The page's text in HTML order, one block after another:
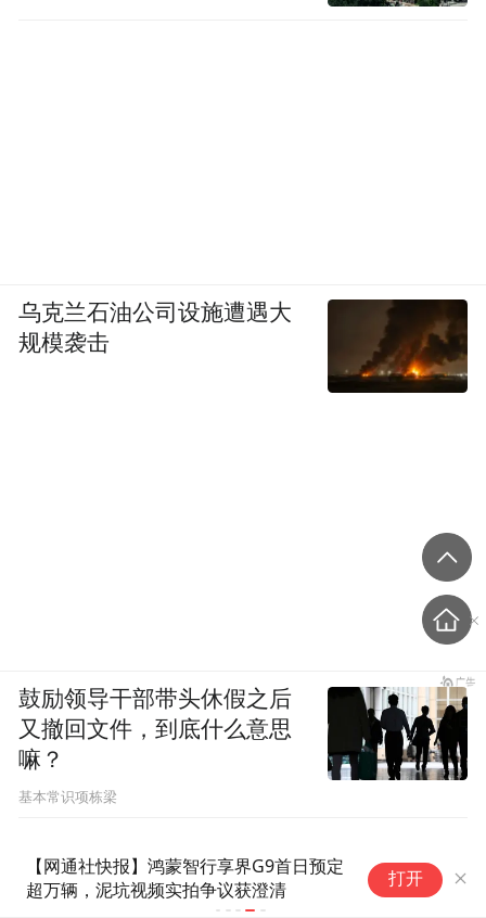
【网通社快报】鸿蒙智行享界G9首日预定
超万辆，泥坑视频实拍争议获澄清
打开
乌克兰石油公司设施遭遇大
规模袭击
鼓励领导干部带头休假之后
又撤回文件，到底什么意思
嘛？
基本常识项栋梁